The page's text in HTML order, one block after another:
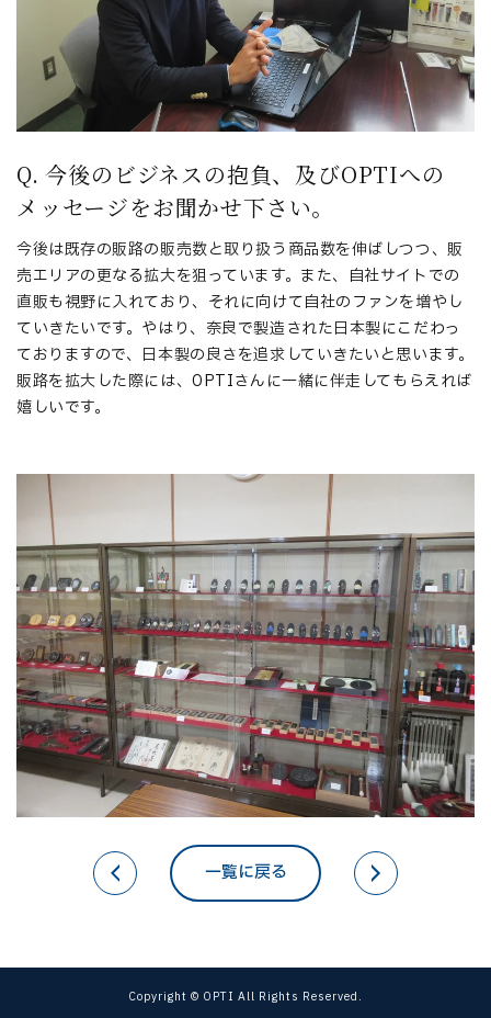
Q. 今後のビジネスの抱負、及びOPTIへの
メッセージをお聞かせ下さい。
今後は既存の販路の販売数と取り扱う商品数を伸ばしつつ、販
売エリアの更なる拡大を狙っています。また、自社サイトでの
直販も視野に入れており、それに向けて自社のファンを増やし
ていきたいです。やはり、奈良で製造された日本製にこだわっ
ておりますので、日本製の良さを追求していきたいと思います。
販路を拡大した際には、OPTIさんに一緒に伴走してもらえれば
嬉しいです。
一覧に戻る
Copyright © OPTI All Rights Reserved.